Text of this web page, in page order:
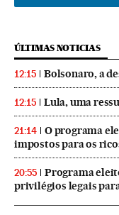
ÚLTIMAS NOTICIAS
12:15 Bolsonaro, a
12:15 Lula, uma
21:14
O programa
impostos para os
20:55
Programa
privilégios legais